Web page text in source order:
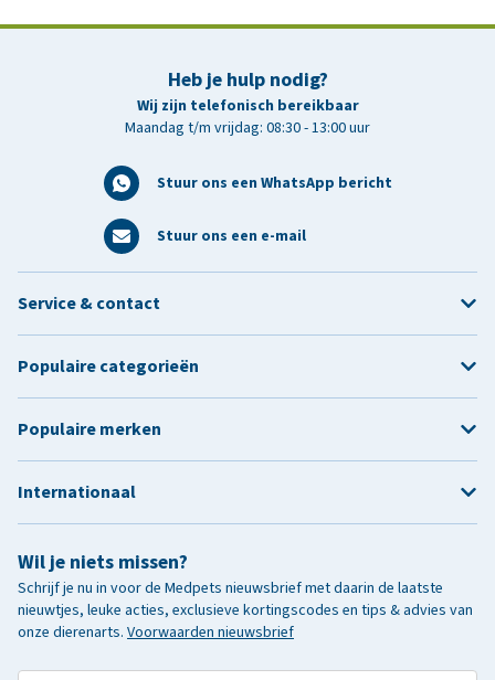
Heb je hulp nodig?
Wij zijn telefonisch bereikbaar
Maandag t/m vrijdag: 08:30 - 13:00 uur
Stuur ons een WhatsApp bericht
Stuur ons een e-mail
Wil je niets missen?
Schrijf je nu in voor de Medpets nieuwsbrief met daarin de laatste
nieuwtjes, leuke acties, exclusieve kortingscodes en tips & advies van
onze dierenarts. Voorwaarden nieuwsbrief
Service & contact
Populaire categorieën
Populaire merken
Internationaal